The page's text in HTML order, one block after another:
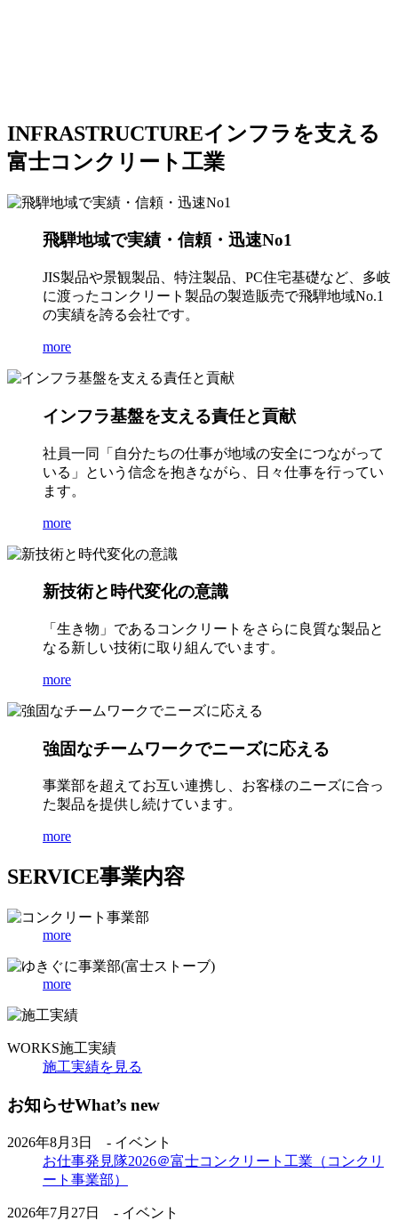
INFRASTRUCTUREインフラを支える
富士コンクリート工業
飛騨地域で実績・信頼・迅速No1
JIS製品や景観製品、特注製品、PC住宅基礎など、多岐
に渡ったコンクリート製品の製造販売で飛騨地域No.1
の実績を誇る会社です。
more
インフラ基盤を支える責任と貢献
社員一同「自分たちの仕事が地域の安全につながって
いる」という信念を抱きながら、日々仕事を行ってい
ます。
more
新技術と時代変化の意識
「生き物」であるコンクリートをさらに良質な製品と
なる新しい技術に取り組んでいます。
more
強固なチームワークでニーズに応える
事業部を超えてお互い連携し、お客様のニーズに合っ
た製品を提供し続けています。
more
SERVICE事業内容
more
more
WORKS施工実績
施工実績を見る
お知らせWhat’s new
2026年8月3日 - イベント
お仕事発見隊2026＠富士コンクリート工業（コンクリ
ート事業部）
2026年7月27日 - イベント